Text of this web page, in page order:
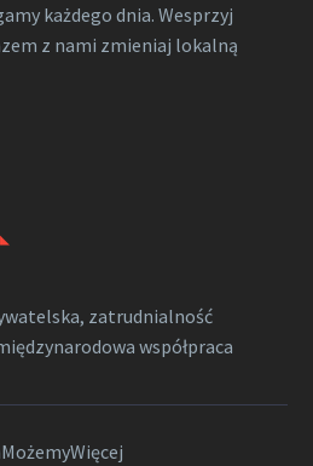
każdego dnia. Wesprzyj
z nami zmieniaj lokalną
zatrudnialność
współpraca